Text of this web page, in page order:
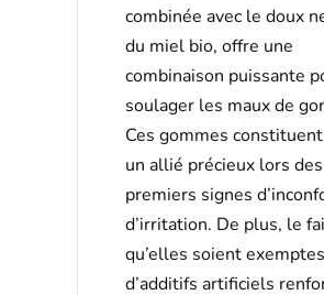
combinée avec le doux
du miel bio, offre une
combinaison puissante
soulager les maux de
Ces gommes
un allié précieux lors des
premiers signes
d’irritation. De plus, le
qu’elles soient exemptes
d’additifs artificiels